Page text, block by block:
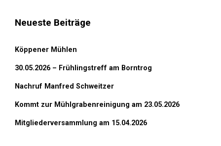
Neueste Beiträge
Köppener Mühlen
30.05.2026 – Frühlingstreff am Borntrog
Nachruf Manfred Schweitzer
Kommt zur Mühlgrabenreinigung am 23.05.2026
Mitgliederversammlung am 15.04.2026